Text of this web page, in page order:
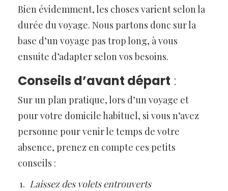
Bien évidemment, les choses varient selon la
durée du voyage. Nous partons donc sur la
base d’un voyage pas trop long, à vous
ensuite d’adapter selon vos besoins.
Conseils d’avant départ :
Sur un plan pratique, lors d’un voyage et
pour votre domicile habituel, si vous n’avez
personne pour venir le temps de votre
absence, prenez en compte ces petits
conseils :
Laissez des volets entrouverts